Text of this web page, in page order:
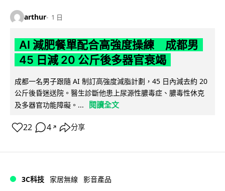
arthur 1 日
AI 減肥餐單配合高強度操練 成都男
45 日減 20 公斤後多器官衰竭
成都一名男子跟隨 AI 制訂高強度減脂計劃，45 日內減去約 20
公斤後昏迷送院。醫生診斷他患上尿源性膿毒症、膿毒性休克
及多器官功能障礙。...
閱讀全文
22 4 ↗ 分享
3C科技 家居無線 影音產品